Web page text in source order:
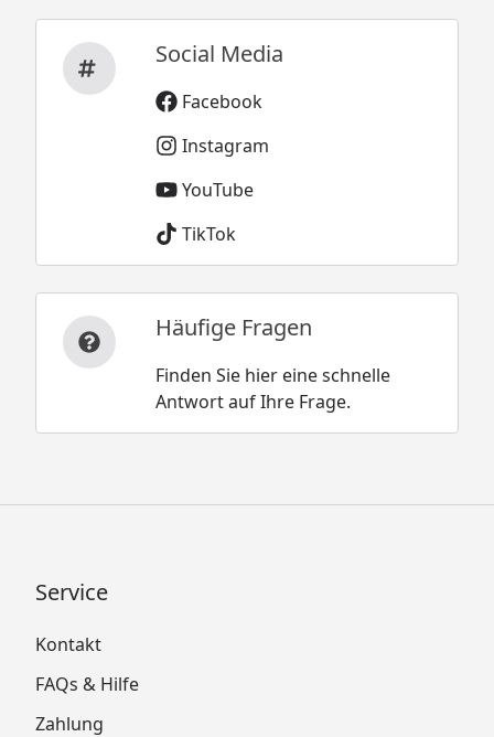
Social Media
Facebook
Instagram
YouTube
TikTok
Häufige Fragen
Finden Sie hier eine schnelle
Antwort auf Ihre Frage.
Service
Kontakt
FAQs & Hilfe
Zahlung